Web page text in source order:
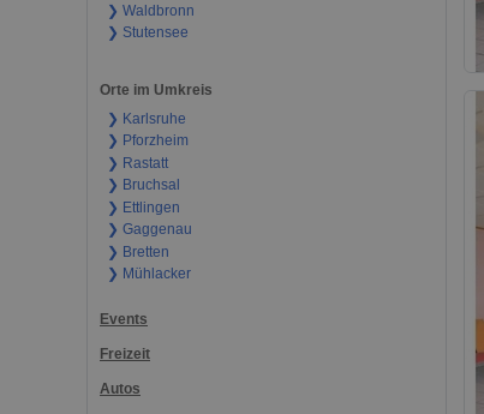
❯ Waldbronn
❯ Stutensee
Orte im Umkreis
❯ Karlsruhe
❯ Pforzheim
❯ Rastatt
❯ Bruchsal
❯ Ettlingen
❯ Gaggenau
❯ Bretten
❯ Mühlacker
Events
Freizeit
Autos